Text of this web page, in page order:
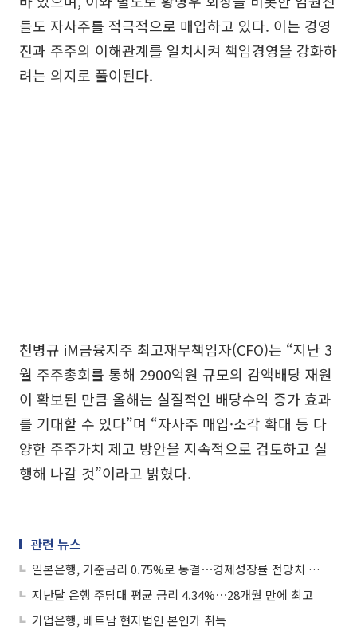
들도 자사주를 적극적으로 매입하고 있다. 이는 경영
진과 주주의 이해관계를 일치시켜 책임경영을 강화하
려는 의지로 풀이된다.
천병규 iM금융지주 최고재무책임자(CFO)는 “지난 3
월 주주총회를 통해 2900억원 규모의 감액배당 재원
이 확보된 만큼 올해는 실질적인 배당수익 증가 효과
를 기대할 수 있다”며 “자사주 매입·소각 확대 등 다
양한 주주가치 제고 방안을 지속적으로 검토하고 실
행해 나갈 것”이라고 밝혔다.
관련 뉴스
일본은행, 기준금리 0.75%로 동결⋯경제성장률 전망치 0.5%로 반토막
지난달 은행 주담대 평균 금리 4.34%⋯28개월 만에 최고
기업은행, 베트남 현지법인 본인가 취득